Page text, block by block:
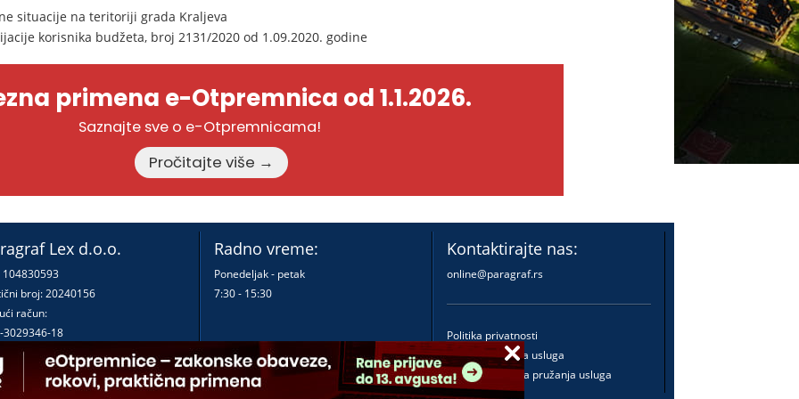
situacije na teritoriji grada Kraljeva
korisnika budžeta, broj 2131/2020 od 1.09.2020. godine
primena e-Otpremnica od 1.1.2026.
Saznajte sve o e-Otpremnicama!
Pročitajte više →
Lex d.o.o.
104830593
broj: 20240156
račun:
3029346-18
23
Radno vreme:
Ponedeljak - petak
7:30 - 15:30
Kontaktirajte nas:
online@paragraf.rs
Politika privatnosti
Politika pružanja usluga
Praktična pravila pružanja usluga